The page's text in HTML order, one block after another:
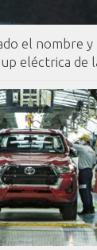
el nombre
eléctrica de